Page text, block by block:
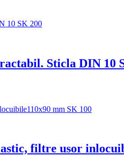
Sticla DIN 10
filtre usor